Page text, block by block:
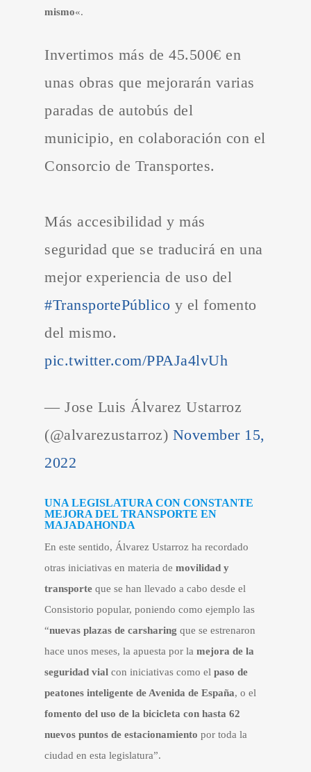
mismo«.
Invertimos más de 45.500€ en
unas obras que mejorarán varias
paradas de autobús del
municipio, en colaboración con el
Consorcio de Transportes.
Más accesibilidad y más
seguridad que se traducirá en una
mejor experiencia de uso del
#TransportePúblico y el fomento
del mismo.
pic.twitter.com/PPAJa4lvUh
— Jose Luis Álvarez Ustarroz
(@alvarezustarroz) November 15,
2022
UNA LEGISLATURA CON CONSTANTE
MEJORA DEL TRANSPORTE EN
MAJADAHONDA
En este sentido, Álvarez Ustarroz ha recordado
otras iniciativas en materia de movilidad y
transporte que se han llevado a cabo desde el
Consistorio popular, poniendo como ejemplo las
“nuevas plazas de carsharing que se estrenaron
hace unos meses, la apuesta por la mejora de la
seguridad vial con iniciativas como el paso de
peatones inteligente de Avenida de España, o el
fomento del uso de la bicicleta con hasta 62
nuevos puntos de estacionamiento por toda la
ciudad en esta legislatura”.